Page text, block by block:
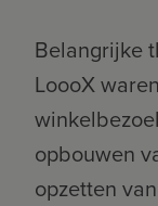
Belangrijke
LoooX
opbouwen
opzetten